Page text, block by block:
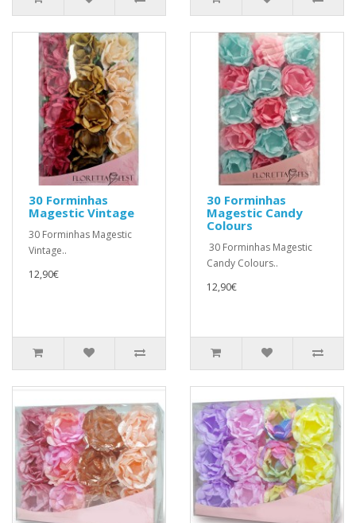
30 Forminhas
Magestic Vintage
30 Forminhas Magestic
Vintage..
12,90€
30 Forminhas
Magestic Candy
Colours
30 Forminhas Magestic
Candy Colours..
12,90€